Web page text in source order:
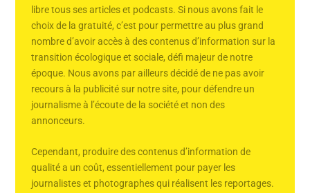
libre tous ses articles et podcasts. Si nous avons fait le
choix de la gratuité, c’est pour permettre au plus grand
nombre d’avoir accès à des contenus d’information sur la
transition écologique et sociale, défi majeur de notre
époque. Nous avons par ailleurs décidé de ne pas avoir
recours à la publicité sur notre site, pour défendre un
journalisme à l’écoute de la société et non des
annonceurs.
Cependant, produire des contenus d’information de
qualité a un coût, essentiellement pour payer les
journalistes et photographes qui réalisent les reportages.